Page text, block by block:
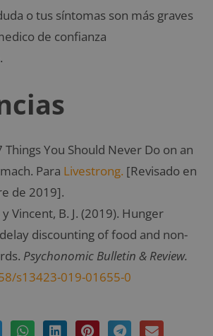
o tus síntomas son más graves
de confianza
Things You Should Never Do on an
Para Livestrong. [Revisado en
de 2019].
y Vincent, B. J. (2019). Hunger
discounting of food and non-
Psychonomic Bulletin & Review.
s13423-019-01655-0